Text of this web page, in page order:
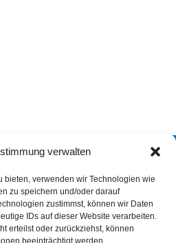
verwalten
bieten, verwenden wir Technologien wie
zu speichern und/oder darauf
zustimmst, können wir Daten
IDs auf dieser Website verarbeiten.
erteilst oder zurückziehst, können
beeinträchtigt werden.
heppenheim.de